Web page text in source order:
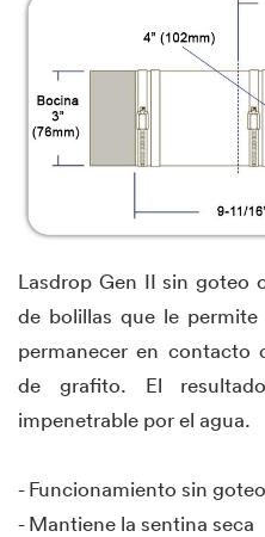
Lasdrop Gen II sin goteo
de bolillas que le
permanecer en contacto
de grafito. El
impenetrable por el agua.
- Funcionamiento sin
- Mantiene la sentina seca